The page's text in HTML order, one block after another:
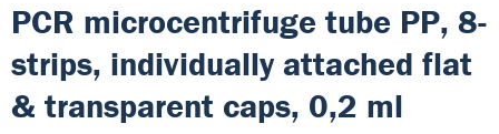
PCR microcentrifuge tube PP, 8-
strips, individually attached flat
& transparent caps, 0,2 ml